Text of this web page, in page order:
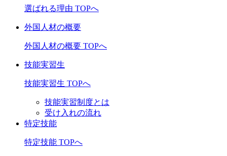
選ばれる理由 TOPへ
外国人材の概要
外国人材の概要 TOPへ
技能実習生
技能実習生 TOPへ
技能実習制度とは
受け入れの流れ
特定技能
特定技能 TOPへ